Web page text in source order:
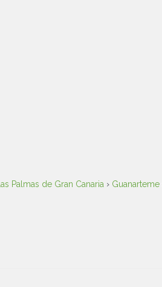
Las Palmas de Gran Canaria › Guanarteme